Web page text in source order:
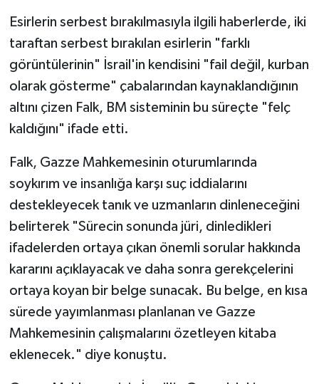
Esirlerin serbest bırakılmasıyla ilgili haberlerde, iki
taraftan serbest bırakılan esirlerin "farklı
görüntülerinin" İsrail'in kendisini "fail değil, kurban
olarak gösterme" çabalarından kaynaklandığının
altını çizen Falk, BM sisteminin bu süreçte "felç
kaldığını" ifade etti.
Falk, Gazze Mahkemesinin oturumlarında
soykırım ve insanlığa karşı suç iddialarını
destekleyecek tanık ve uzmanların dinleneceğini
belirterek "Sürecin sonunda jüri, dinledikleri
ifadelerden ortaya çıkan önemli sorular hakkında
kararını açıklayacak ve daha sonra gerekçelerini
ortaya koyan bir belge sunacak. Bu belge, en kısa
sürede yayımlanması planlanan ve Gazze
Mahkemesinin çalışmalarını özetleyen kitaba
eklenecek." diye konuştu.